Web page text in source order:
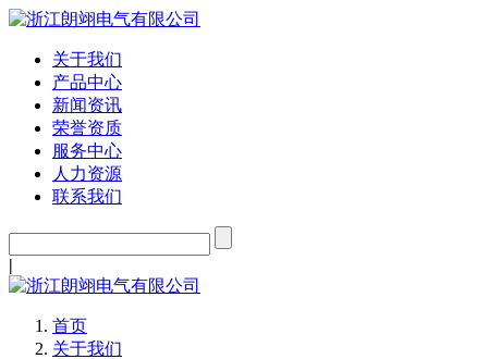
关于我们
产品中心
新闻资讯
荣誉资质
服务中心
人力资源
联系我们
|
首页
关于我们